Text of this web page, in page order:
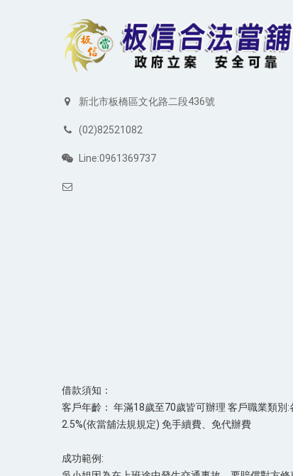
新北市板橋區文化路二段436號
(02)82521082
Line:0961369737
借款須知：
客戶年齡： 年滿18歲至70歲皆可辦理 客戶職業類
2.5%(依當舖法規規定) 免手續費、免代辦費
成功範例: